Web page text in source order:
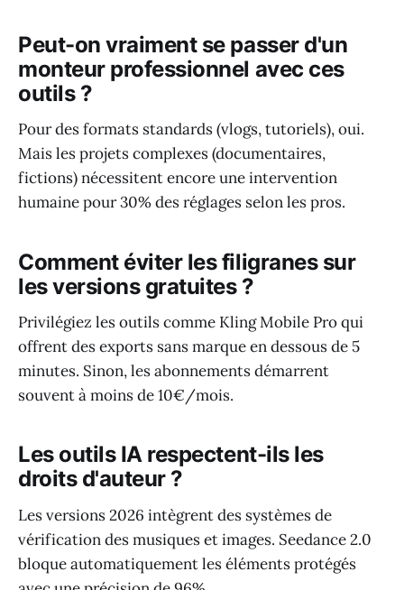
Peut-on vraiment se passer d'un
monteur professionnel avec ces
outils ?
Pour des formats standards (vlogs, tutoriels), oui.
Mais les projets complexes (documentaires,
fictions) nécessitent encore une intervention
humaine pour 30% des réglages selon les pros.
Comment éviter les filigranes sur
les versions gratuites ?
Privilégiez les outils comme Kling Mobile Pro qui
offrent des exports sans marque en dessous de 5
minutes. Sinon, les abonnements démarrent
souvent à moins de 10€/mois.
Les outils IA respectent-ils les
droits d'auteur ?
Les versions 2026 intègrent des systèmes de
vérification des musiques et images. Seedance 2.0
bloque automatiquement les éléments protégés